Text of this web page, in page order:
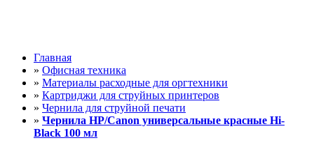
Главная
» Офисная техника
» Материалы расходные для оргтехники
» Картриджи для струйных принтеров
» Чернила для струйной печати
» Чернила HP/Canon универсальные красные Hi-
Black 100 мл